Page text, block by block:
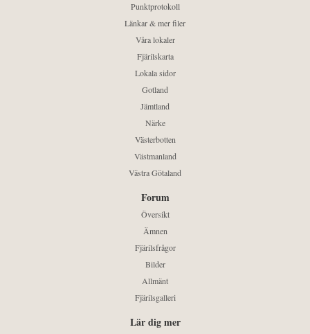
Punktprotokoll
Länkar & mer filer
Våra lokaler
Fjärilskarta
Lokala sidor
Gotland
Jämtland
Närke
Västerbotten
Västmanland
Västra Götaland
Forum
Översikt
Ämnen
Fjärilsfrågor
Bilder
Allmänt
Fjärilsgalleri
Lär dig mer